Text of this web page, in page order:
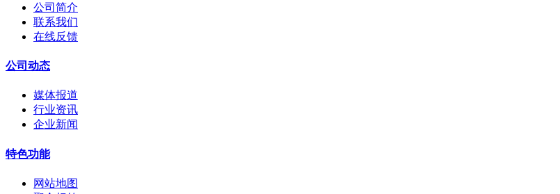
公司简介
联系我们
在线反馈
公司动态
媒体报道
行业资讯
企业新闻
特色功能
网站地图